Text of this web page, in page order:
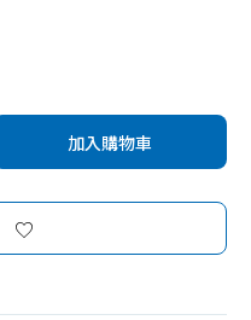
加入購物車